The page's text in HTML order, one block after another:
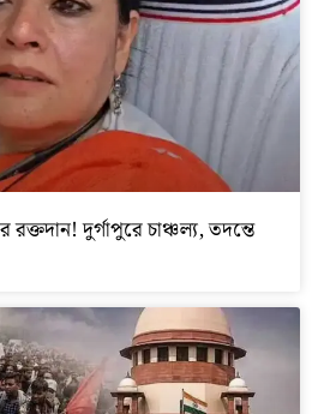
দুর্গাপুরে চাঞ্চল্য, তদন্তে